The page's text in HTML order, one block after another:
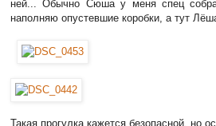
ней... Обычно Сюша у меня спец
наполняю опустевшие коробки, а тут
Такая прогулка кажется безопасной, но